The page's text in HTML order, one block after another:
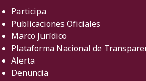
Participa
Publicaciones Oficiales
Marco Jurídico
Plataforma Nacional de
Alerta
Denuncia